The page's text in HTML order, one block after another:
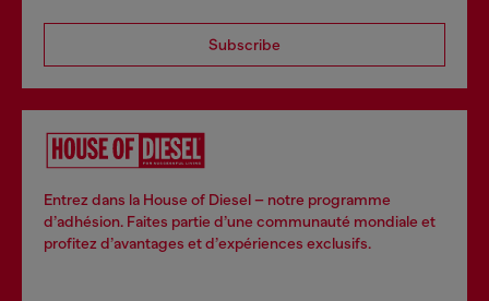
Subscribe
Entrez dans la House of Diesel – notre programme
d’adhésion. Faites partie d’une communauté mondiale et
profitez d’avantages et d’expériences exclusifs.